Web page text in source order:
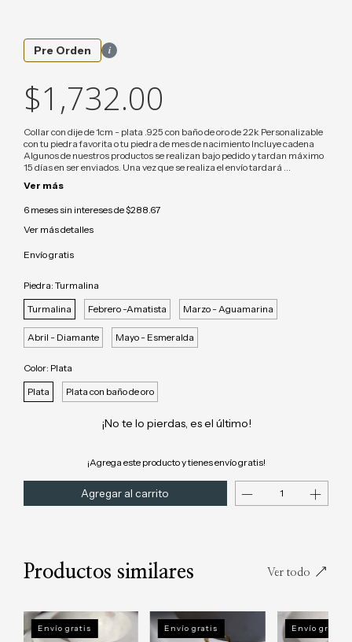
Pre Orden i
$1,732.00
Collar con dije de 1cm - plata .925 con baño de oro de 22k Personalizable
con tu piedra favorita o tu piedra de mes de nacimiento Incluye cadena
Algunos de nuestros productos se realizan bajo pedido y tardan máximo
15 días en ser enviados. Una vez que se realiza el envío tardará ...
Ver más
6 meses sin intereses de$288.67
Ver más detalles
Envío gratis
Piedra: Turmalina
Turmalina
Febrero -Amatista Marzo - Aguamarina
Abril - Diamante Mayo - Esmeralda
Color: Plata
Plata
Plata con baño de oro
¡No te lo pierdas, es el último!
¡Agrega este producto ytienes envío gratis!
Productos similares Ver todo
Envío gratis Envío gratis Envío gratis